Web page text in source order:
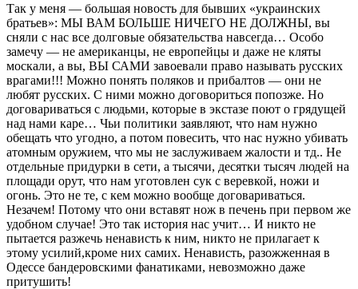
Так у меня — большая новость для бывших «украинских
братьев»: МЫ ВАМ БОЛЬШЕ НИЧЕГО НЕ ДОЛЖНЫ, вы
сняли с нас все долговые обязательства навсегда… Особо
замечу — не американцы, не европейцы и даже не кляты
москали, а вы, ВЫ САМИ завоевали право называть русских
врагами!!! Можно понять поляков и прибалтов — они не
любят русских. С ними можно договориться попозже. Но
договариваться с людьми, которые в экстазе поют о грядущей
над нами каре… Чьи политики заявляют, что нам нужно
обещать что угодно, а потом повесить, что нас нужно убивать
атомным оружием, что мы не заслуживаем жалости и тд.. Не
отдельные придурки в сети, а тысячи, десятки тысяч людей на
площади орут, что нам уготовлен сук с веревкой, ножи и
огонь. Это не те, с кем можно вообще договариваться.
Незачем! Потому что они вставят нож в печень при первом же
удобном случае! Это так история нас учит… И никто не
пытается разжечь ненависть к ним, никто не прилагает к
этому усилий,кроме них самих. Ненависть, разожженная в
Одессе бандеровскими фанатиками, невозможно даже
притушить!